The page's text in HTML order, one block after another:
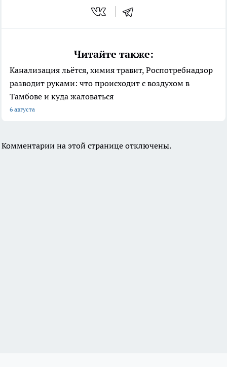
Читайте также:
Канализация льётся, химия травит, Роспотребнадзор
разводит руками: что происходит с воздухом в
Тамбове и куда жаловаться
6 августа
Комментарии на этой странице отключены.